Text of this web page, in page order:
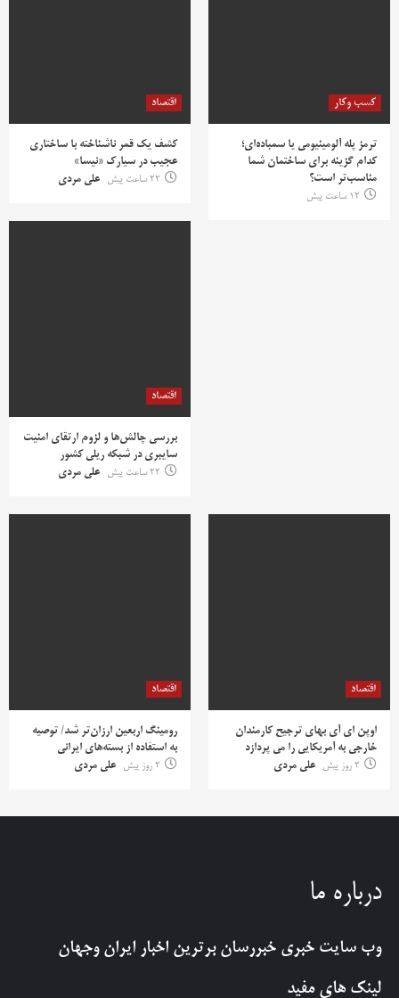
کسب وکار
ترمز پله آلومینیومی یا سمباده‌ای؛
کدام گزینه برای ساختمان شما
مناسب‌تر است؟
12 ساعت پیش
اقتصاد
کشف یک قمر ناشناخته با ساختاری
عجیب در سیارک «نیسا»
22 ساعت پیش
علی مردی
اقتصاد
بررسی چالش‌ها و لزوم ارتقای امنیت
سایبری در شبکه ریلی کشور
22 ساعت پیش
علی مردی
اقتصاد
اوپن ای آی بهای ترجیح کارمندان
خارجی به آمریکایی را می پردازد
2 روز پیش
علی مردی
اقتصاد
رومینگ اربعین ارزان‌تر شد/ توصیه
به استفاده از بسته‌های ایرانی
2 روز پیش
علی مردی
درباره ما
وب سایت خبری خبررسان برترین اخبار ایران وجهان
لینک های مفید